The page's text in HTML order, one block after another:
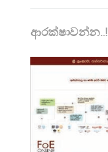
ආරක්ෂාවන්න..!